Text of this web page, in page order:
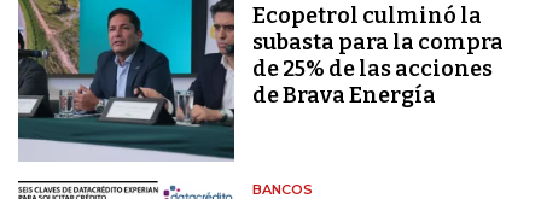
Ecopetrol culminó la
subasta para la compra
de 25% de las acciones
de Brava Energía
BANCOS